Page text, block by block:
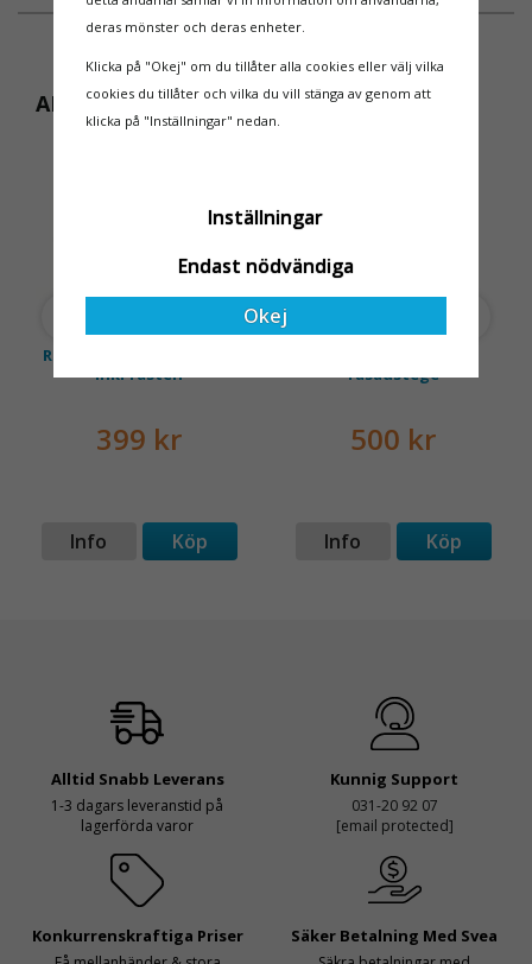
valet på
Ställningsprodukter.se.
Med daglig verksamhet på
hög höjd är det avgörande
för dem att samarbeta
ändring på. Från och med
föreskrifter i kraft i
Sverige gällande
rullställningar, med s
ANDRA KÖPTE ÄVEN
Ring till ryggskydd topp
inkl fästen
399 kr
Info Köp
fasadstege
500 kr
Info Köp
Alltid Snabb Leverans
1-3 dagars leveranstid på
lagerförda varor
Kunnig Support
031-20 92 07
[email protected]
Konkurrenskraftiga Priser Säker Betalning Med Svea
deras mönster och deras enheter.
Klicka på "Okej" om du tillåter alla cookies eller välj vilka
cookies du tillåter och vilka du vill stänga av genom att
klicka på "Inställningar" nedan.
Inställningar
Endast nödvändiga
Okej